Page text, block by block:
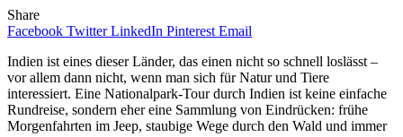
Share
Facebook Twitter LinkedIn Pinterest Email
Indien ist eines dieser Länder, das einen nicht so schnell loslässt –
vor allem dann nicht, wenn man sich für Natur und Tiere
interessiert. Eine Nationalpark-Tour durch Indien ist keine einfache
Rundreise, sondern eher eine Sammlung von Eindrücken: frühe
Morgenfahrten im Jeep, staubige Wege durch den Wald und immer